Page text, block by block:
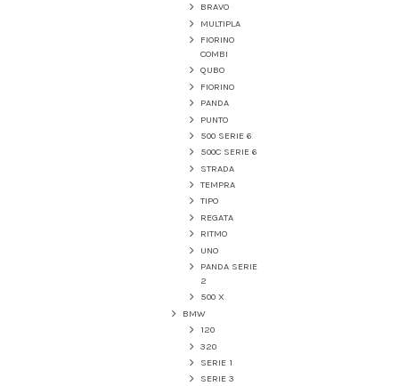
BRAVO
MULTIPLA
FIORINO
COMBI
QUBO
FIORINO
PANDA
PUNTO
500 SERIE 6
500C SERIE 6
STRADA
TEMPRA
TIPO
REGATA
RITMO
UNO
PANDA SERIE
2
500 X
BMW
120
320
SERIE 1
SERIE 3